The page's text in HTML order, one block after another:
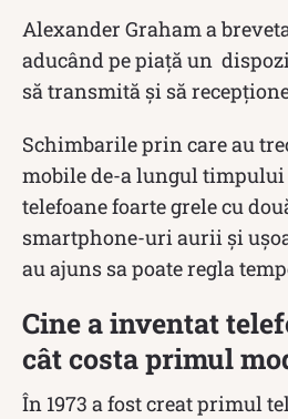
Alexander Graham a
aducând pe piață un
să transmită și să
Schimbarile prin care au
mobile de-a lungul timpului
telefoane foarte grele cu
smartphone-uri aurii și
au ajuns sa poate regla
Cine a inventat
cât costa primul
În 1973 a fost creat primul